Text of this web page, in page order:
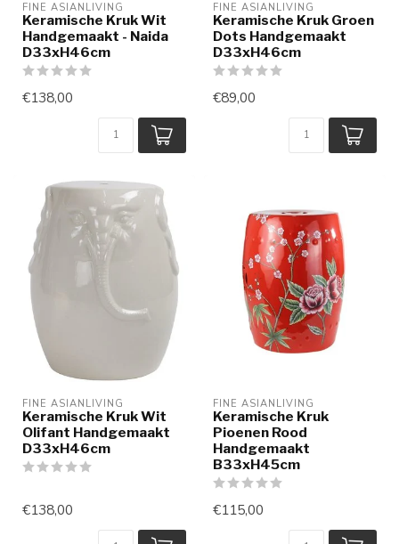
FINE ASIANLIVING
Keramische Kruk Wit
Handgemaakt - Naida
D33xH46cm
€138,00
FINE ASIANLIVING
Keramische Kruk Groen
Dots Handgemaakt
D33xH46cm
€89,00
FINE ASIANLIVING
Keramische Kruk Wit
Olifant Handgemaakt
D33xH46cm
€138,00
FINE ASIANLIVING
Keramische Kruk
Pioenen Rood
Handgemaakt
B33xH45cm
€115,00